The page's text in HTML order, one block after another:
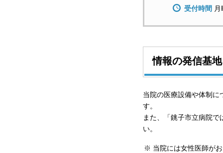
受付時間
情報の発信基
当院の医療設備や体制に
す。
また、「銚子市立病院
い。
当院には女性医師が